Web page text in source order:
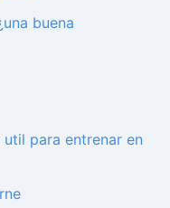
buena
para entrenar en